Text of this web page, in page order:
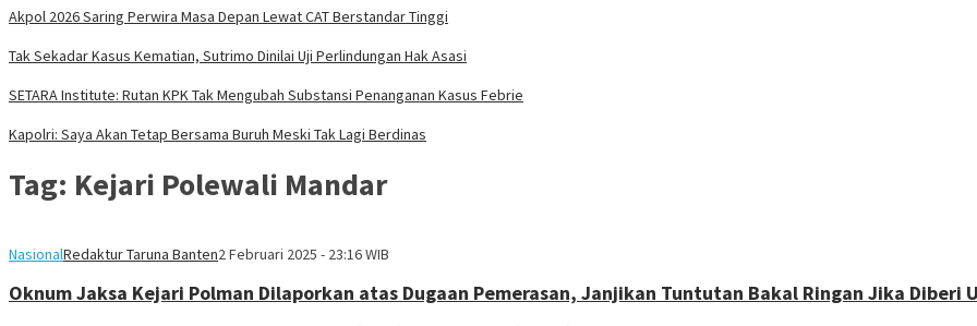
Akpol 2026 Saring Perwira Masa Depan Lewat CAT Berstandar Tinggi
Tak Sekadar Kasus Kematian, Sutrimo Dinilai Uji Perlindungan Hak Asasi
SETARA Institute: Rutan KPK Tak Mengubah Substansi Penanganan Kasus Febrie
Kapolri: Saya Akan Tetap Bersama Buruh Meski Tak Lagi Berdinas
Tag: Kejari Polewali Mandar
NasionalRedaktur Taruna Banten2 Februari 2025 - 23:16 WIB
Oknum Jaksa Kejari Polman Dilaporkan atas Dugaan Pemerasan, Janjikan Tuntutan Bakal Ringan Jika Diberi